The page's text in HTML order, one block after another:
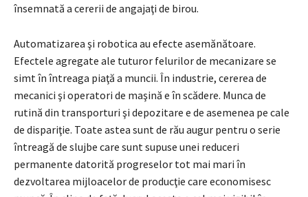
însemnată a cererii de angajaţi de birou.
Automatizarea şi robotica au efecte asemănătoare.
Efectele agregate ale tuturor felurilor de mecanizare se
simt în întreaga piaţă a muncii. În industrie, cererea de
mecanici şi operatori de maşină e în scădere. Munca de
rutină din transporturi şi depozitare e de asemenea pe cale
de dispariţie. Toate astea sunt de rău augur pentru o serie
întreagă de slujbe care sunt supuse unei reduceri
permanente datorită progreselor tot mai mari în
dezvoltarea mijloacelor de producţie care economisesc